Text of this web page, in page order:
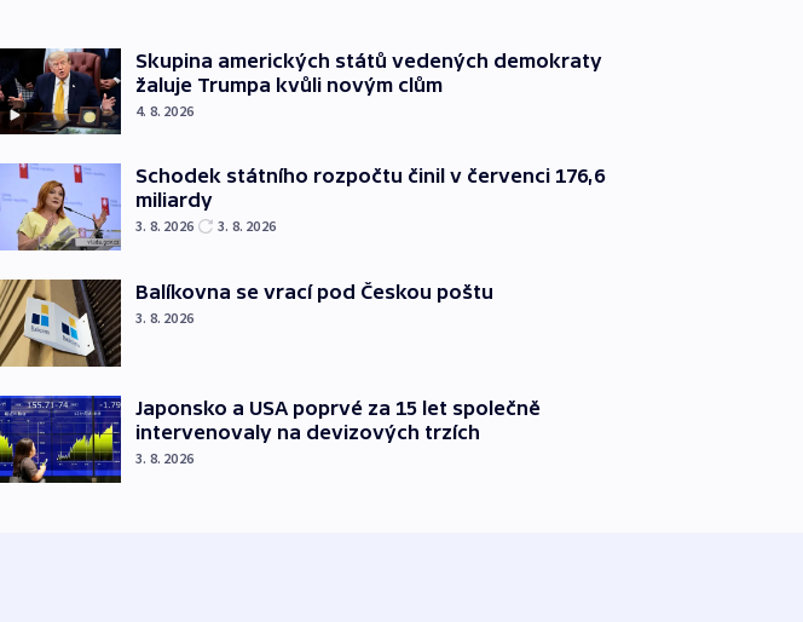
Skupina amerických států vedených demokraty
žaluje Trumpa kvůli novým clům
4. 8. 2026
Schodek státního rozpočtu činil v červenci 176,6
miliardy
3. 8. 2026 3. 8. 2026
Balíkovna se vrací pod Českou poštu
3. 8. 2026
Japonsko a USA poprvé za 15 let společně
intervenovaly na devizových trzích
3. 8. 2026